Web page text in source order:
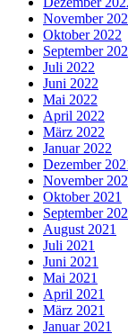
November
Oktober 2022
September
Juli 2022
Juni 2022
Mai 2022
April 2022
März 2022
Januar 2022
Dezember
November
Oktober 2021
September
August 2021
Juli 2021
Juni 2021
Mai 2021
April 2021
März 2021
Januar 2021